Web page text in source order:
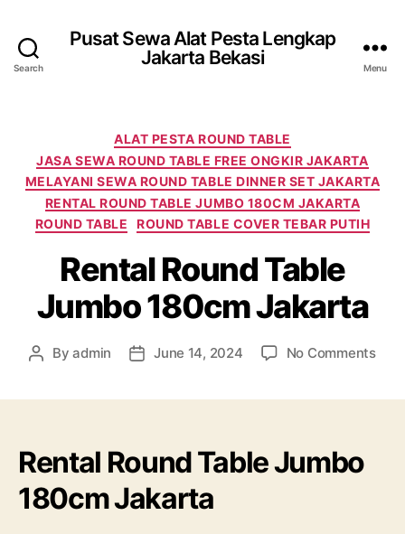
Search
Pusat Sewa Alat Pesta Lengkap
Jakarta Bekasi
Menu
Categories
ALAT PESTA ROUND TABLE
JASA SEWA ROUND TABLE FREE ONGKIR JAKARTA
MELAYANI SEWA ROUND TABLE DINNER SET JAKARTA
RENTAL ROUND TABLE JUMBO 180CM JAKARTA
ROUND TABLE
ROUND TABLE COVER TEBAR PUTIH
Rental Round Table
Jumbo 180cm Jakarta
PostByadmin
PostJune 14, 2024 No Commentson
Rental Round Table Jumbo
180cm Jakarta